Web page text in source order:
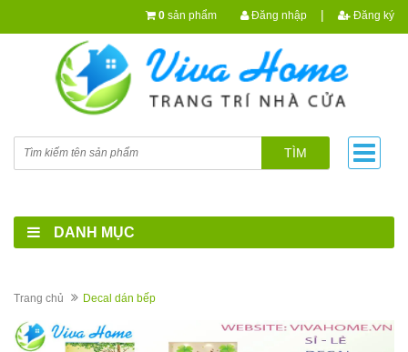
0 sản phẩm Đăng nhập | Đăng ký
TÌM
DANH MỤC
Trang chủ Decal dán bếp